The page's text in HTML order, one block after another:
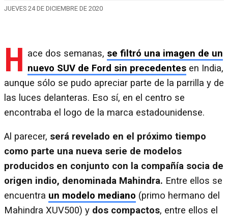
JUEVES 24 DE DICIEMBRE DE 2020
H ace dos semanas, se filtró una imagen de un
nuevo SUV de Ford sin precedentes en India,
aunque sólo se pudo apreciar parte de la parrilla y de
las luces delanteras. Eso sí, en el centro se
encontraba el logo de la marca estadounidense.
Al parecer, será revelado en el próximo tiempo
como parte una nueva serie de modelos
producidos en conjunto con la compañía socia de
origen indio, denominada Mahindra. Entre ellos se
encuentra un modelo mediano (primo hermano del
Mahindra XUV500) y dos compactos, entre ellos el